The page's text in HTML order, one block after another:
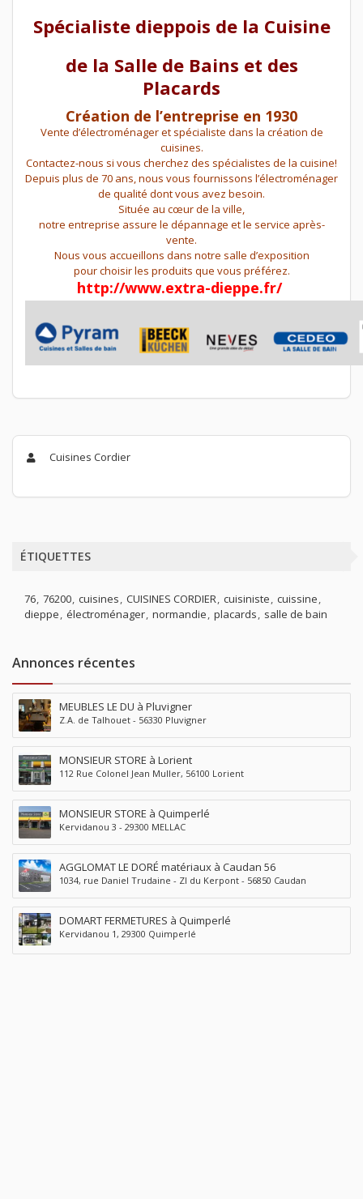
Spécialiste dieppois de la Cuisine
de la Salle de Bains et des
Placards
Création de l’entreprise en 1930
Vente d’électroménager et spécialiste dans la création de
cuisines.
Contactez-nous si vous cherchez des spécialistes de la cuisine!
Depuis plus de 70 ans, nous vous fournissons l’électroménager
de qualité dont vous avez besoin.
Située au cœur de la ville,
notre entreprise assure le dépannage et le service après-
vente.
Nous vous accueillons dans notre salle d’exposition
pour choisir les produits que vous préférez.
http://www.extra-dieppe.fr/
Cuisines Cordier
ÉTIQUETTES
76 76200 cuisines CUISINES CORDIER cuisiniste cuissine
dieppe électroménager normandie placards salle de bain
Annonces récentes
MEUBLES LE DU à Pluvigner
Z.A. de Talhouet - 56330 Pluvigner
MONSIEUR STORE à Lorient
112 Rue Colonel Jean Muller, 56100 Lorient
MONSIEUR STORE à Quimperlé
Kervidanou 3 - 29300 MELLAC
AGGLOMAT LE DORÉ matériaux à Caudan 56
1034, rue Daniel Trudaine - ZI du Kerpont - 56850 Caudan
DOMART FERMETURES à Quimperlé
Kervidanou 1, 29300 Quimperlé